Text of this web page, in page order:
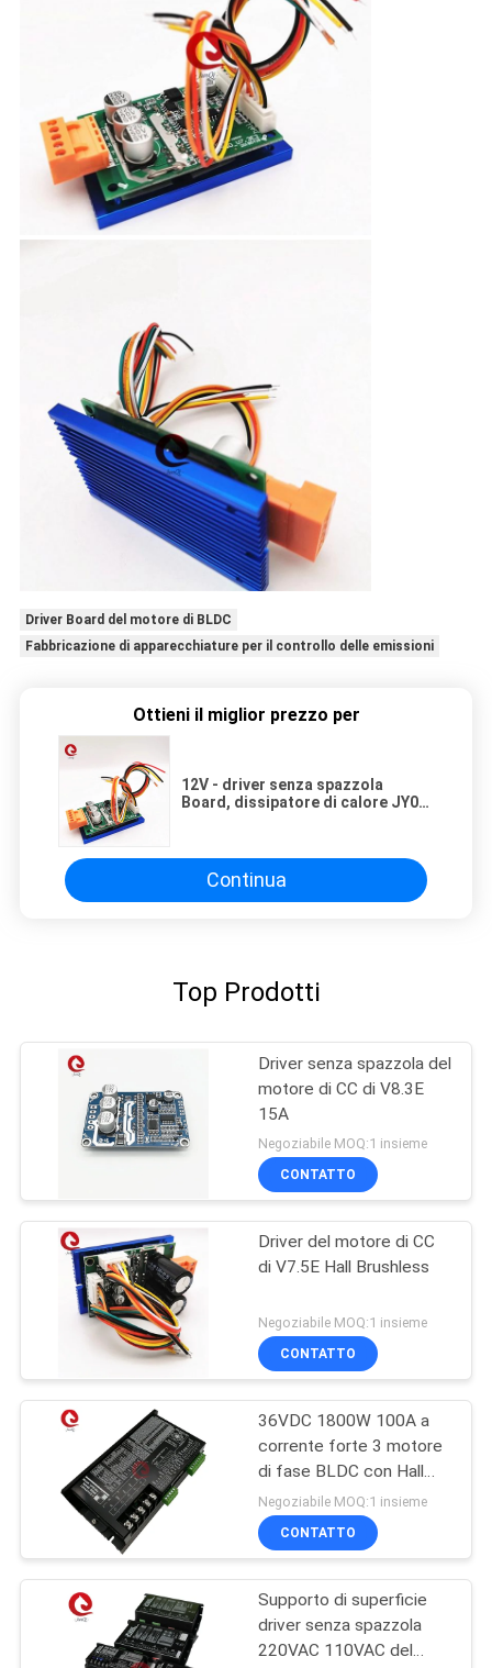
Driver Board del motore di BLDC
Fabbricazione di apparecchiature per il controllo delle emissioni
Ottieni il miglior prezzo per
12V - driver senza spazzola
Board, dissipatore di calore JY01
di Bldc
Continua
Top Prodotti
Driver senza spazzola del
motore di CC di V8.3E
15A
Negoziabile MOQ:1 insieme
CONTATTO
Driver del motore di CC
di V7.5E Hall Brushless
Negoziabile MOQ:1 insieme
CONTATTO
36VDC 1800W 100A a
corrente forte 3 motore
di fase BLDC con Hall
Sensors
Negoziabile MOQ:1 insieme
CONTATTO
Supporto di superficie
driver senza spazzola
220VAC 110VAC del